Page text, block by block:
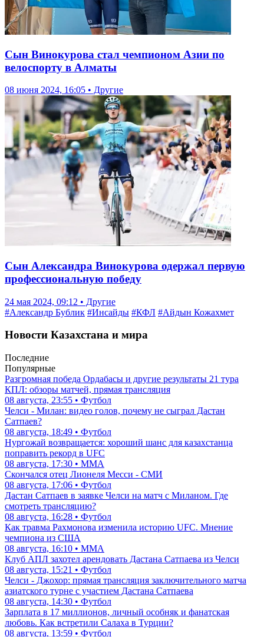
Сын Винокурова стал чемпионом Азии по
велоспорту в Алматы
08 июня 2024, 16:05 • Другие
Сын Александра Винокурова одержал первую
профессиональную победу
24 мая 2024, 09:12 • Другие
#Александр Бублик #Инсайды #КФЛ #Айдын Кожахмет
Новости Казахстана и мира
Последние
Популярные
Разгромная победа Ордабасы и другие результаты 21 тура
КПЛ: обзоры матчей, прямая трансляция
08 августа, 23:55 • Футбол
Челси - Милан: видео голов, почему не сыграл Дастан
Сатпаев?
08 августа, 18:49 • Футбол
Нургожай возвращается: хороший шанс для казахстанца
поправить рекорд в UFC
08 августа, 17:30 • ММА
Скончался отец Лионеля Месси - СМИ
08 августа, 17:06 • Футбол
Дастан Сатпаев в заявке Челси на матч с Миланом. Где
смотреть трансляцию?
08 августа, 16:28 • Футбол
Как травма Рахмонова изменила историю UFC. Мнение
чемпиона из США
08 августа, 16:10 • ММА
Клуб АПЛ захотел арендовать Дастана Сатпаева из Челси
08 августа, 15:21 • Футбол
Челси - Джохор: прямая трансляция заключительного матча
азиатского турне с участием Дастана Сатпаева
08 августа, 14:30 • Футбол
Зарплата в 17 миллионов, личный особняк и фанатская
любовь. Как встретили Салаха в Турции?
08 августа, 13:59 • Футбол